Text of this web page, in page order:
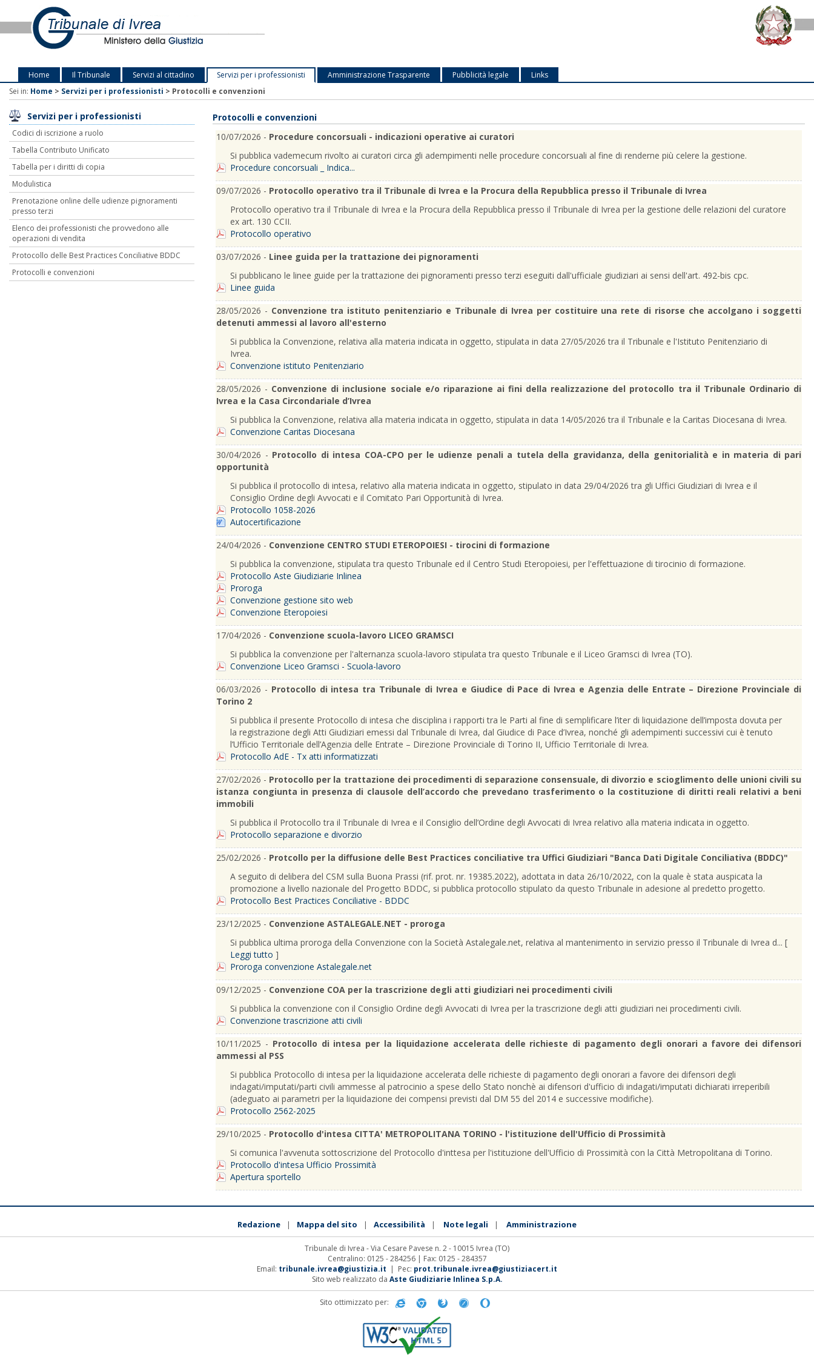
Home Il Tribunale Servizi al cittadino Servizi per i professionisti Amministrazione Trasparente Pubblicità legale
Links
Sei in: Home > Servizi per i professionisti > Protocolli e convenzioni
Servizi per i professionisti
Codici di iscrizione a ruolo
Tabella Contributo Unificato
Tabella per i diritti di copia
Modulistica
Prenotazione online delle udienze pignoramenti
presso terzi
Elenco dei professionisti che provvedono alle
operazioni di vendita
Protocollo delle Best Practices Conciliative BDDC
Protocolli e convenzioni
Protocolli e convenzioni
10/07/2026 - Procedure concorsuali - indicazioni operative ai curatori
Si pubblica vademecum rivolto ai curatori circa gli adempimenti nelle procedure concorsuali al fine di renderne più celere la gestione.
Procedure concorsuali _ Indica...
09/07/2026 - Protocollo operativo tra il Tribunale di Ivrea e la Procura della Repubblica presso il Tribunale di Ivrea
Protocollo operativo tra il Tribunale di Ivrea e la Procura della Repubblica presso il Tribunale di Ivrea per la gestione delle relazioni del curatore
ex art. 130 CCII.
Protocollo operativo
03/07/2026 - Linee guida per la trattazione dei pignoramenti
Si pubblicano le linee guide per la trattazione dei pignoramenti presso terzi eseguiti dall'ufficiale giudiziari ai sensi dell'art. 492-bis cpc.
Linee guida
28/05/2026 - Convenzione tra istituto penitenziario e Tribunale di Ivrea per costituire una rete di risorse che accolgano i soggetti
detenuti ammessi al lavoro all'esterno
Si pubblica la Convenzione, relativa alla materia indicata in oggetto, stipulata in data 27/05/2026 tra il Tribunale e l'Istituto Penitenziario di
Ivrea.
Convenzione istituto Penitenziario
28/05/2026 - Convenzione di inclusione sociale e/o riparazione ai fini della realizzazione del protocollo tra il Tribunale Ordinario di
Ivrea e la Casa Circondariale d’Ivrea
Si pubblica la Convenzione, relativa alla materia indicata in oggetto, stipulata in data 14/05/2026 tra il Tribunale e la Caritas Diocesana di Ivrea.
Convenzione Caritas Diocesana
30/04/2026 - Protocollo di intesa COA-CPO per le udienze penali a tutela della gravidanza, della genitorialità e in materia di pari
opportunità
Si pubblica il protocollo di intesa, relativo alla materia indicata in oggetto, stipulato in data 29/04/2026 tra gli Uffici Giudiziari di Ivrea e il
Consiglio Ordine degli Avvocati e il Comitato Pari Opportunità di Ivrea.
Protocollo 1058-2026
Autocertificazione
24/04/2026 - Convenzione CENTRO STUDI ETEROPOIESI - tirocini di formazione
Si pubblica la convenzione, stipulata tra questo Tribunale ed il Centro Studi Eteropoiesi, per l'effettuazione di tirocinio di formazione.
Protocollo Aste Giudiziarie Inlinea
Proroga
Convenzione gestione sito web
Convenzione Eteropoiesi
17/04/2026 - Convenzione scuola-lavoro LICEO GRAMSCI
Si pubblica la convenzione per l'alternanza scuola-lavoro stipulata tra questo Tribunale e il Liceo Gramsci di Ivrea (TO).
Convenzione Liceo Gramsci - Scuola-lavoro
06/03/2026 - Protocollo di intesa tra Tribunale di Ivrea e Giudice di Pace di Ivrea e Agenzia delle Entrate – Direzione Provinciale di
Torino 2
Si pubblica il presente Protocollo di intesa che disciplina i rapporti tra le Parti al fine di semplificare l’iter di liquidazione dell’imposta dovuta per
la registrazione degli Atti Giudiziari emessi dal Tribunale di Ivrea, dal Giudice di Pace d’Ivrea, nonché gli adempimenti successivi cui è tenuto
l’Ufficio Territoriale dell’Agenzia delle Entrate – Direzione Provinciale di Torino II, Ufficio Territoriale di Ivrea.
Protocollo AdE - Tx atti informatizzati
27/02/2026 - Protocollo per la trattazione dei procedimenti di separazione consensuale, di divorzio e scioglimento delle unioni civili su
istanza congiunta in presenza di clausole dell’accordo che prevedano trasferimento o la costituzione di diritti reali relativi a beni
immobili
Si pubblica il Protocollo tra il Tribunale di Ivrea e il Consiglio dell’Ordine degli Avvocati di Ivrea relativo alla materia indicata in oggetto.
Protocollo separazione e divorzio
25/02/2026 - Protcollo per la diffusione delle Best Practices conciliative tra Uffici Giudiziari "Banca Dati Digitale Conciliativa (BDDC)"
A seguito di delibera del CSM sulla Buona Prassi (rif. prot. nr. 19385.2022), adottata in data 26/10/2022, con la quale è stata auspicata la
promozione a livello nazionale del Progetto BDDC, si pubblica protocollo stipulato da questo Tribunale in adesione al predetto progetto.
Protocollo Best Practices Conciliative - BDDC
23/12/2025 - Convenzione ASTALEGALE.NET - proroga
Si pubblica ultima proroga della Convenzione con la Società Astalegale.net, relativa al mantenimento in servizio presso il Tribunale di Ivrea d... [
Leggi tutto ]
Proroga convenzione Astalegale.net
09/12/2025 - Convenzione COA per la trascrizione degli atti giudiziari nei procedimenti civili
Si pubblica la convenzione con il Consiglio Ordine degli Avvocati di Ivrea per la trascrizione degli atti giudiziari nei procedimenti civili.
Convenzione trascrizione atti civili
10/11/2025 - Protocollo di intesa per la liquidazione accelerata delle richieste di pagamento degli onorari a favore dei difensori
ammessi al PSS
Si pubblica Protocollo di intesa per la liquidazione accelerata delle richieste di pagamento degli onorari a favore dei difensori degli
indagati/imputati/parti civili ammesse al patrocinio a spese dello Stato nonchè ai difensori d'ufficio di indagati/imputati dichiarati irreperibili
(adeguato ai parametri per la liquidazione dei compensi previsti dal DM 55 del 2014 e successive modifiche).
Protocollo 2562-2025
29/10/2025 - Protocollo d'intesa CITTA' METROPOLITANA TORINO - l'istituzione dell'Ufficio di Prossimità
Si comunica l'avvenuta sottoscrizione del Protocollo d'inttesa per l'istituzione dell'Ufficio di Prossimità con la Città Metropolitana di Torino.
Protocollo d'intesa Ufficio Prossimità
Apertura sportello
Redazione | Mappa del sito | Accessibilità | Note legali | Amministrazione
Tribunale di Ivrea - Via Cesare Pavese n. 2 - 10015 Ivrea (TO)
Centralino: 0125 - 284256 | Fax: 0125 - 284357
Email: tribunale.ivrea@giustizia.it | Pec: prot.tribunale.ivrea@giustiziacert.it
Sito web realizzato da Aste Giudiziarie Inlinea S.p.A.
Sito ottimizzato per: